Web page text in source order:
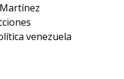
venezuela